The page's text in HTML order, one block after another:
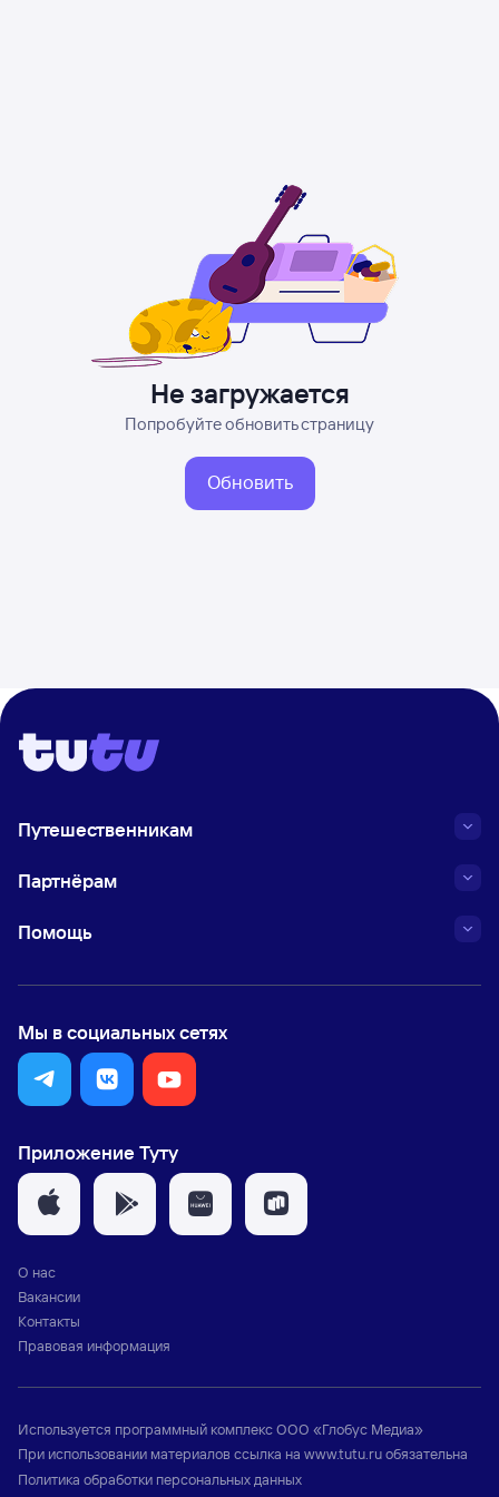
Не загружается
Попробуйте обновить страницу
Обновить
Путешественникам
Партнёрам
Помощь
Мы в социальных сетях
Приложение Туту
О нас
Вакансии
Контакты
Правовая информация
Используется программный комплексООО «Глобус Медиа»
При использовании материалов ссылка на www.tutu.ruобязательна
Политика обработки персональных данных